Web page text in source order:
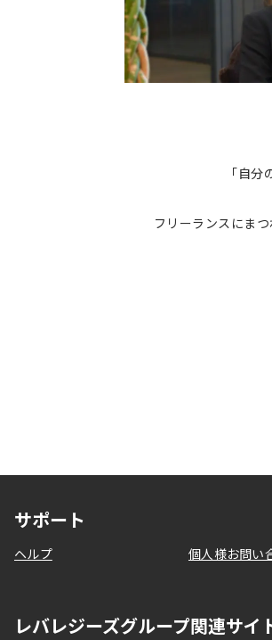
「自
フリーランスにま
サポート
ヘルプ 個人様お問い
レバレジーズグループ関連サイ